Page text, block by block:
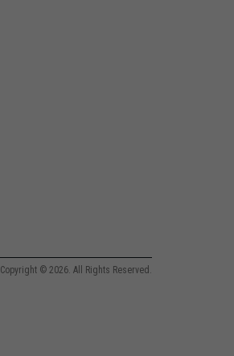
Copyright © 2026. All Rights Reserved.